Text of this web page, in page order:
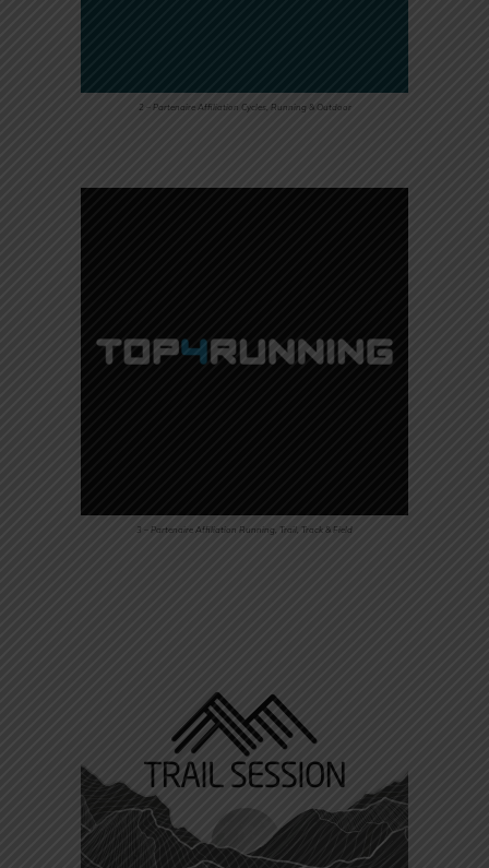
2 – Partenaire Affiliation Cycles, Running & Outdoor
3 – Partenaire Affiliation Running, Trail, Track & Field